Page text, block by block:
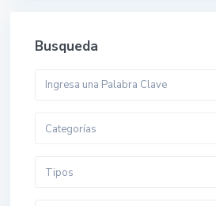
Busqueda
Categorías
Tipos